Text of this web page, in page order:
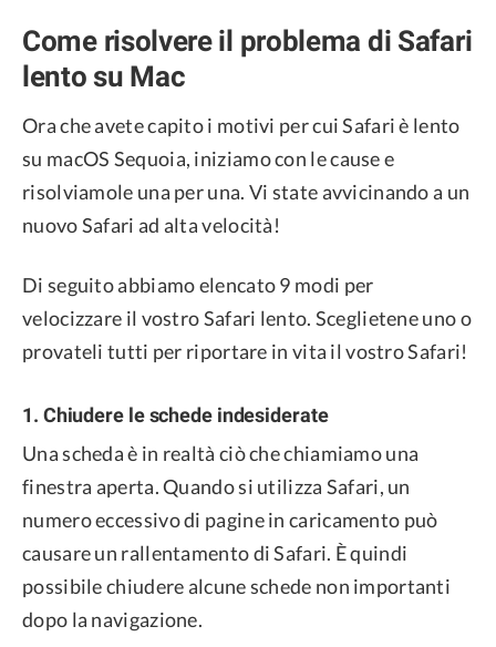
Come risolvere il problema di Safari
lento su Mac
Ora che avete capito i motivi per cui Safari è lento
su macOS Sequoia, iniziamo con le cause e
risolviamole una per una. Vi state avvicinando a un
nuovo Safari ad alta velocità!
Di seguito abbiamo elencato 9 modi per
velocizzare il vostro Safari lento. Sceglietene uno o
provateli tutti per riportare in vita il vostro Safari!
1. Chiudere le schede indesiderate
Una scheda è in realtà ciò che chiamiamo una
finestra aperta. Quando si utilizza Safari, un
numero eccessivo di pagine in caricamento può
causare un rallentamento di Safari. È quindi
possibile chiudere alcune schede non importanti
dopo la navigazione.